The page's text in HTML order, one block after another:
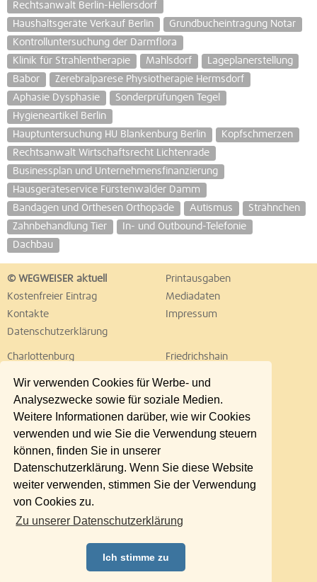
Wir verwenden Cookies für Werbe- und
Analysezwecke sowie für soziale Medien.
Weitere Informationen darüber, wie wir Cookies
verwenden und wie Sie die Verwendung steuern
können, finden Sie in unserer
Datenschutzerklärung. Wenn Sie diese Website
weiter verwenden, stimmen Sie der Verwendung
von Cookies zu.
Zu unserer Datenschutzerklärung
Ich stimme zu
Rechtsanwalt Berlin-Hellersdorf
Haushaltsgeräte Verkauf Berlin
Grundbucheintragung Notar
Kontrolluntersuchung der Darmflora
Klinik für Strahlentherapie
Mahlsdorf
Lageplanerstellung
Babor
Zerebralparese Physiotherapie Hermsdorf
Aphasie Dysphasie
Sonderprüfungen Tegel
Hygieneartikel Berlin
Hauptuntersuchung HU Blankenburg Berlin
Kopfschmerzen
Rechtsanwalt Wirtschaftsrecht Lichtenrade
Businessplan und Unternehmensfinanzierung
Hausgeräteservice Fürstenwalder Damm
Bandagen und Orthesen Orthopäde
Autismus
Strähnchen
Zahnbehandlung Tier
In- und Outbound-Telefonie
Dachbau
© WEGWEISER aktuell
Printausgaben
Kostenfreier Eintrag
Mediadaten
Kontakte
Impressum
Datenschutzerklärung
Charlottenburg
Friedrichshain
Lichtenberg
Marzahn
Neukölln
Pankow
Reinickendorf
Schöneberg
Spandau
Steglitz
Tempelhof
Treptow
Umland Ost